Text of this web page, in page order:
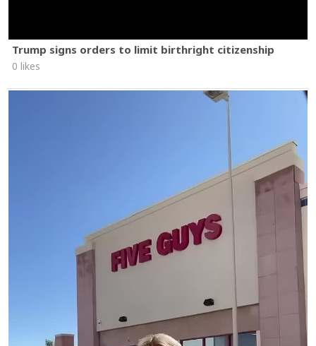
Trump signs orders to limit birthright citizenship
0 likes